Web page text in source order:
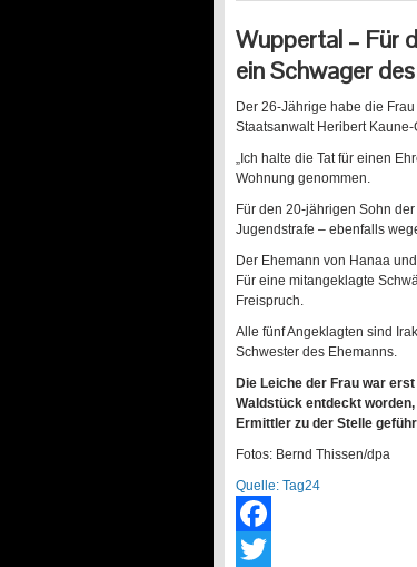
Wuppertal – Für
ein Schwager
Der 26-Jährige habe die
Staatsanwalt Heribert
„Ich halte die Tat für einen
Wohnung genommen.
Für den 20-jährigen Sohn
Jugendstrafe – ebenfalls
Der Ehemann von Hanaa
Für eine mitangeklagte
Freispruch.
Alle fünf Angeklagten sind
Schwester des Ehemanns.
Die Leiche der Frau war
Waldstück entdeckt
Ermittler zu der Stelle
Fotos: Bernd Thissen/dpa
Quelle: Tag24
Facebook